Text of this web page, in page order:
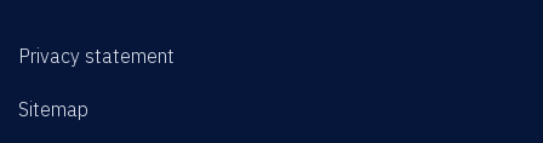
Privacy statement
Sitemap